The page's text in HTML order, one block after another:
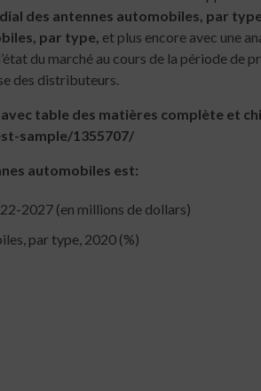
des antennes automobiles, par
par type, et plus encore avec une
du marché au cours de la période de
des distributeurs.
table des matières complète et
sample/1355707/
automobiles est:
2027 (en millions de dollars)
par type, 2020 (%)